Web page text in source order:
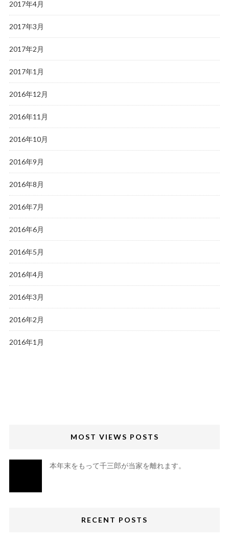
2017年4月
2017年3月
2017年2月
2017年1月
2016年12月
2016年11月
2016年10月
2016年9月
2016年8月
2016年7月
2016年6月
2016年5月
2016年4月
2016年3月
2016年2月
2016年1月
MOST VIEWS POSTS
本年末をもって千三郎が当家を離れます。
RECENT POSTS